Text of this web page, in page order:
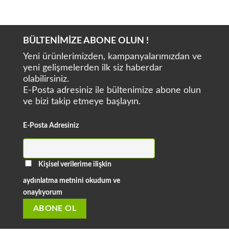
BÜLTENİMİZE ABONE OLUN !
Yeni ürünlerimizden, kampanyalarımızdan ve
yeni gelişmelerden ilk siz haberdar
olabilirsiniz.
E-Posta adresiniz ile bültenimize abone olun
ve bizi takip etmeye başlayın.
E-Posta Adresiniz
Kişisel verilerime ilişkin
aydınlatma metnini okudum ve
onaylıyorum